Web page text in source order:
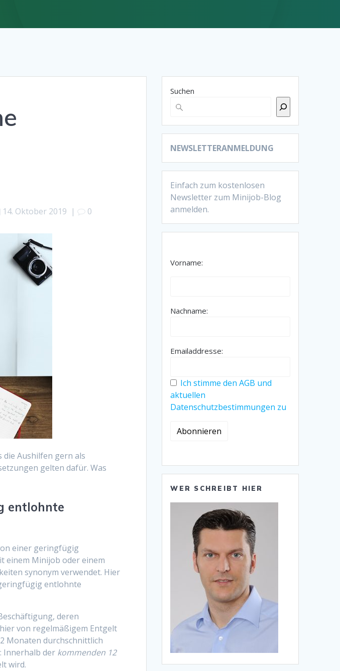
14. Oktober 2019 | 0
Aushilfen gern als
gelten dafür. Was
entlohnte
einer geringfügig
einem Minijob oder einem
synonym verwendet. Hier
entlohnte
deren
von regelmäßigem Entgelt
Monaten durchschnittlich
Innerhalb der kommenden 12
wird.
Suchen
NEWSLETTERANMELDUNG
Einfach zum kostenlosen
Newsletter zum Minijob-Blog
anmelden.
Vorname:
Nachname:
Emailaddresse:
Ich stimme den AGB und
aktuellen
Datenschutzbestimmungen zu
WER SCHREIBT HIER